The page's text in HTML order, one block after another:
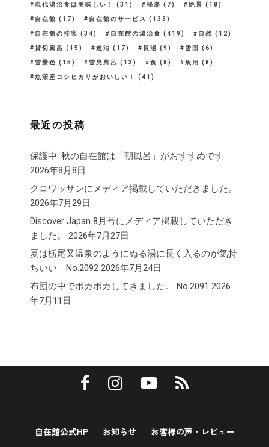
現代湯治食は美味しい！ (31) 秘湯 (7) 絶景 (18)
自在館 (17) 自在館のサービス (133)
自在館の接客 (34) 自在館の湯治食 (419) 自然 (12)
貸切風呂 (15) 連泊 (17) 長湯 (9) 雪国 (6)
雪景色 (15) 雪見風呂 (13) 食 (8) 魚沼 (8)
魚沼産コシヒカリがおいしい！ (41)
最近の投稿
保護中: 秋の自在館は「朝風呂」がおすすめです
2026年8月8日
クロワッサンにメディア掲載していただきました。
2026年7月29日
Discover Japan 8月号にメディア掲載していただき
ました。
2026年7月27日
夏は栃尾又温泉のようにぬる湯に長く入るのが気持
ちいい No.2092 2026年7月24日
布団の中でポカポカしてきました。 No.2091 2026
年7月11日
自在館公式HP お知らせ お客様の声・レビュー